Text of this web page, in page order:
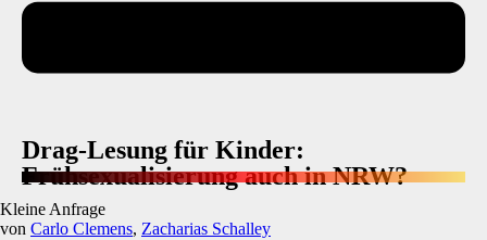
Drag-Lesung für Kinder:
Frühsexualisierung auch in NRW?
Kleine Anfrage
von Carlo Clemens, Zacharias Schalley